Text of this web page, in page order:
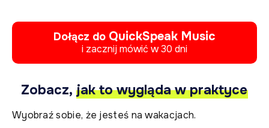
Dołącz do QuickSpeak Music
i zacznij mówić w 30 dni
Zobacz, jak to wygląda w praktyce
Wyobraź sobie, że jesteś na wakacjach.